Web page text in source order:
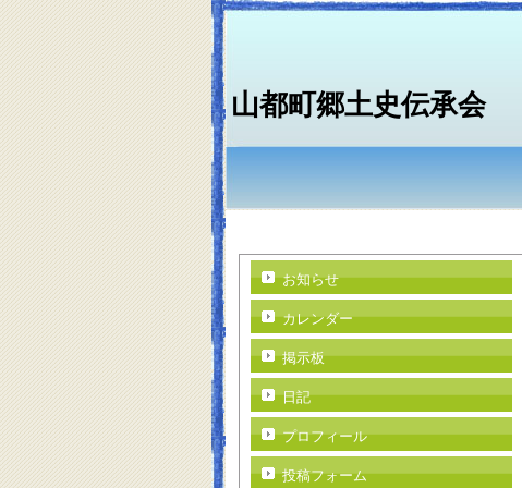
山都町郷土史伝承会
お知らせ
カレンダー
掲示板
日記
プロフィール
投稿フォーム